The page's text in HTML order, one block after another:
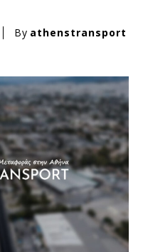
By athenstransport